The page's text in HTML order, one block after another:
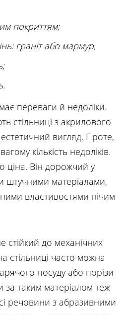
покриттям;
граніт або мармур;
переваги й недоліки.
стільниці з акрилового
вигляд. Проте,
кількість недоліків.
ціна. Він дорожчий у
штучними матеріалами,
властивостями нічим
стійкий до механічних
стільниці часто можна
посуду або порізи
за таким матеріалом теж
речовини з абразивними